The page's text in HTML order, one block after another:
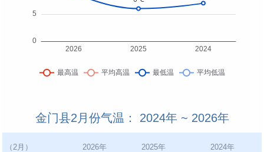
金门县2月份气温： 2024年 ~ 2026年
（2月） 2026年 2025年 2024年